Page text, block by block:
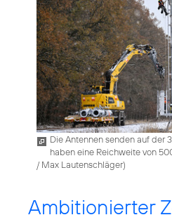
Die Antennen senden auf der
haben eine Reichweite von
/ Max Lautenschläger)
Ambitionierter